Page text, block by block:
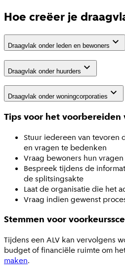
Hoe creëer je
Draagvlak onder leden en bewoners
Draagvlak onder huurders
Draagvlak onder woningcorporaties
Tips voor het
Stuur iedereen van tevoren
en vragen te bedenken
Vraag bewoners hun
Bespreek tijdens de
de splitsingsakte
Laat de organisatie die het
Vraag indien gewenst
Stemmen voor
Tijdens een ALV kan vervolgens
budget of financiële ruimte om
maken.